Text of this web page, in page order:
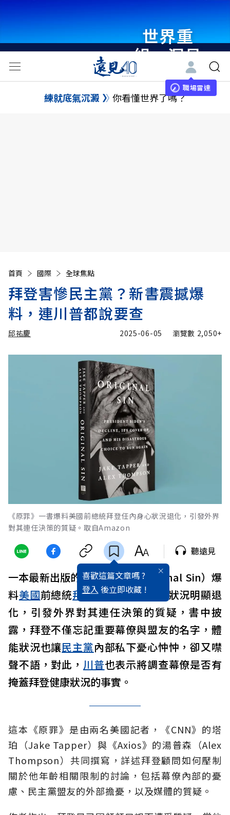
世界重
組・洞見
未來 與
世界領袖
職場雷達
練就底氣沉澱 你看懂世界了嗎？
首頁 國際 全球焦點
拜登害慘民主黨？新書震撼爆
料，連川普都說要查
邱祐慶 2025-06-05 瀏覽數 2,050+
《原罪》一書爆料美國前總統拜登任內身心狀況退化，引發外界
對其連任決策的質疑。取自Amazon
喜歡這篇文章嗎 ?
登入 後立即收藏 !
聽遠見
一本最新出版的書《原罪》（Original Sin）爆
料美國前總統拜登在白宮任內身心狀況明顯退
化，引發外界對其連任決策的質疑，書中披
露，拜登不僅忘記重要幕僚與盟友的名字，體
能狀況也讓民主黨內部私下憂心忡忡，卻又噤
聲不語，對此， 川普也表示將調查幕僚是否有
掩蓋拜登健康狀況的事實。
這本《原罪》是由兩名美國記者，《CNN》的塔
珀（Jake Tapper）與《Axios》的湯普森（Alex
Thompson）共同撰寫，詳述拜登顧問如何壓制
關於他年齡相關限制的討論，包括幕僚內部的憂
慮、民主黨盟友的外部擔憂，以及媒體的質疑。